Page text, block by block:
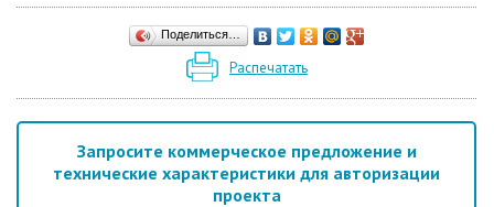
Поделиться…
Распечатать
Запросите коммерческое предложение и
технические характеристики для авторизации
проекта